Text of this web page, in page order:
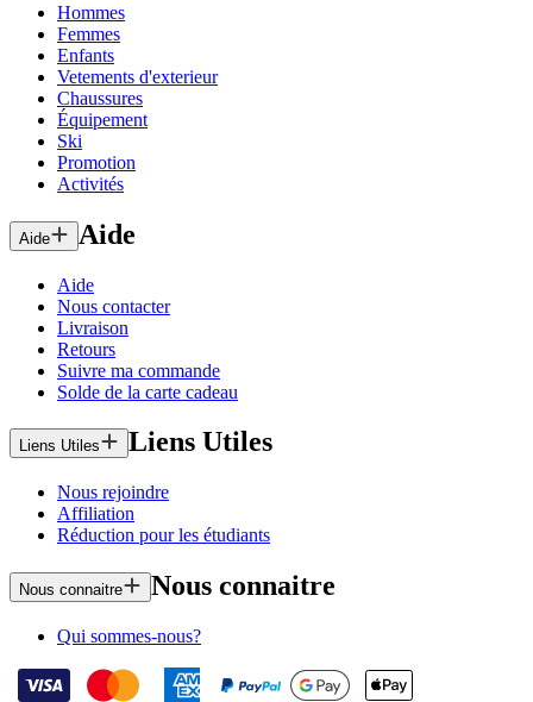
Hommes
Femmes
Enfants
Vetements d'exterieur
Chaussures
Équipement
Ski
Promotion
Activités
Aide Aide
Aide
Nous contacter
Livraison
Retours
Suivre ma commande
Solde de la carte cadeau
Liens Utiles Liens Utiles
Nous rejoindre
Affiliation
Réduction pour les étudiants
Nous connaitre Nous connaitre
Qui sommes-nous?